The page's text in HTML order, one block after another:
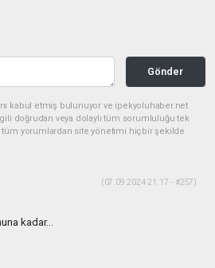
Gönder
kabul etmiş bulunuyor ve ipekyoluhaber.net
doğrudan veya dolaylı tüm sorumluluğu tek
tüm yorumlardan site yönetimi hiçbir şekilde
(07.09.2024 21:17 - #257)
kadar...